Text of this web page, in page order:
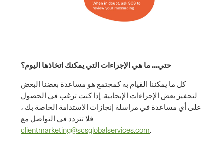
كل ما يمكننا القيام به كمجتمع هو مساعدة بعضنا البعض
لتحفيز بعض الإجراءات الإيجابية. إذا كنت ترغب في الحصول
على أي مساعدة في مراسلة إنجازات الاستدامة الخاصة بك ،
فلا تتردد في التواصل مع
clientmarketing@scsglobalservices.com.